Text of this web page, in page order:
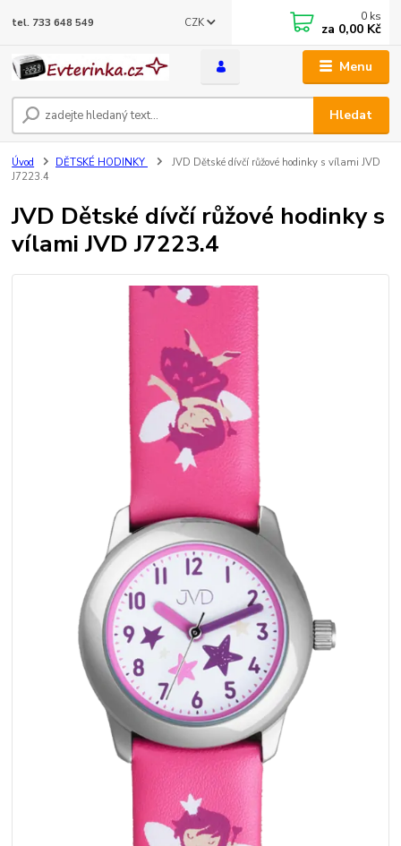
Menu
CZK
Hledat
tel. 733 648 549 0 ks
za 0,00 Kč
Úvod DĚTSKÉ HODINKY
JVD Dětské dívčí růžové hodinky s vílami JVD
J7223.4
JVD Dětské dívčí růžové hodinky s
vílami JVD J7223.4